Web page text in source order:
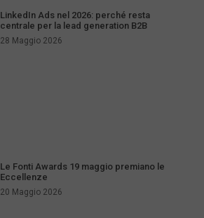
LinkedIn Ads nel 2026: perché resta
centrale per la lead generation B2B
28 Maggio 2026
Le Fonti Awards 19 maggio premiano le
Eccellenze
20 Maggio 2026